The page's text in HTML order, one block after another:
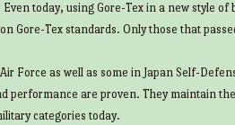
today, using Gore-Tex in a new style of
Gore-Tex standards. Only those that
Force as well as some in Japan Self-
performance are proven. They maintain
categories today.